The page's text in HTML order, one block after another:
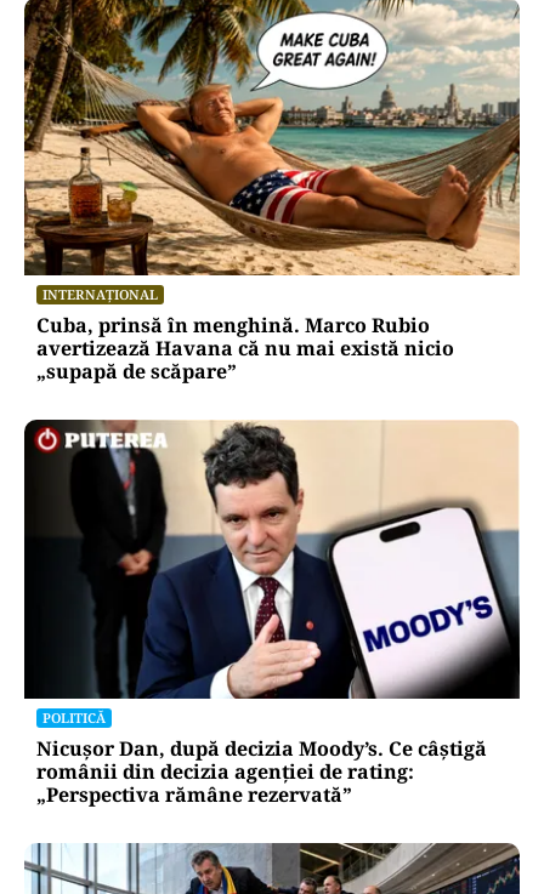
INTERNAȚIONAL
Cuba, prinsă în menghină. Marco Rubio
avertizează Havana că nu mai există nicio
„supapă de scăpare”
POLITICĂ
Nicușor Dan, după decizia Moody’s. Ce câștigă
românii din decizia agenției de rating:
„Perspectiva rămâne rezervată”